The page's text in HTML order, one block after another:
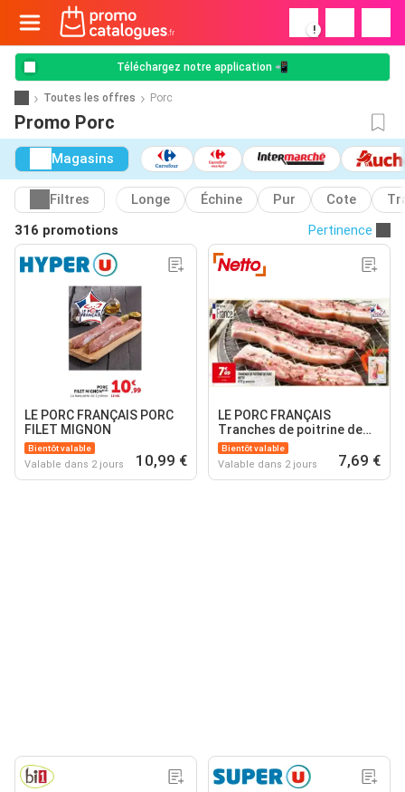
!
Téléchargez notre application 📲
Toutes les offres Porc
Promo Porc
Magasins
Filtres Longe Échine Pur Cote
316 promotions
Pertinence
LE PORC FRANÇAIS PORC
FILET MIGNON
Bientôt valable
Valable dans 2 jours 10,99 €
LE PORC FRANÇAIS
Tranches de poitrine de
porc
Bientôt valable
Valable dans 2 jours 7,69 €